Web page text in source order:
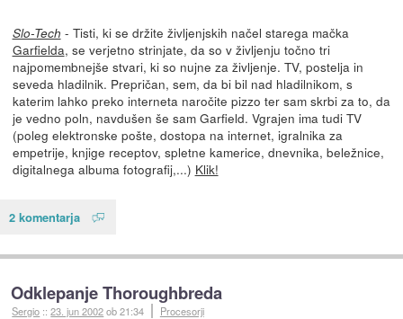
Slo-Tech - Tisti, ki se držite življenjskih načel starega mačka
Garfielda, se verjetno strinjate, da so v življenju točno tri
najpomembnejše stvari, ki so nujne za življenje. TV, postelja in
seveda hladilnik. Prepričan, sem, da bi bil nad hladilnikom, s
katerim lahko preko interneta naročite pizzo ter sam skrbi za to, da
je vedno poln, navdušen še sam Garfield. Vgrajen ima tudi TV
(poleg elektronske pošte, dostopa na internet, igralnika za
empetrije, knjige receptov, spletne kamerice, dnevnika, beležnice,
digitalnega albuma fotografij,...) Klik!
2 komentarja
Odklepanje Thoroughbreda
Sergio ::23. jun 2002ob 21:34 Procesorji